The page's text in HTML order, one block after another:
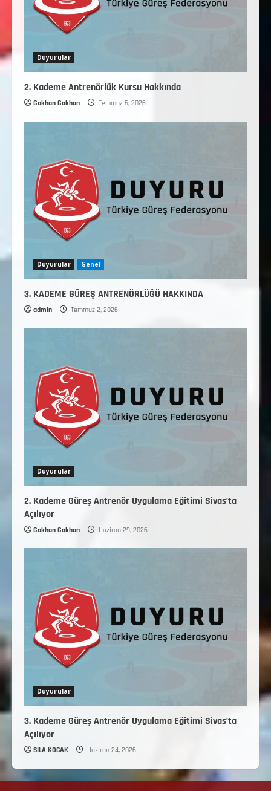
Duyurular
2. Kademe Antrenörlük Kursu Hakkında
Gokhan Gokhan Temmuz 6, 2026
Duyurular Genel
3. KADEME GÜREŞ ANTRENÖRLÜĞÜ HAKKINDA
admin Temmuz 2, 2026
Duyurular
2. Kademe Güreş Antrenör Uygulama Eğitimi Sivas’ta
Açılıyor
Gokhan Gokhan Haziran 29, 2026
Duyurular
3. Kademe Güreş Antrenör Uygulama Eğitimi Sivas’ta
Açılıyor
SILA KOCAK Haziran 24, 2026